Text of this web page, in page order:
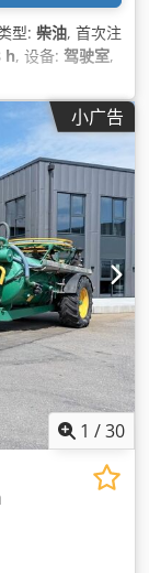
型: 柴油, 首次注
h, 设备: 驾驶室,
小广告
1 /30